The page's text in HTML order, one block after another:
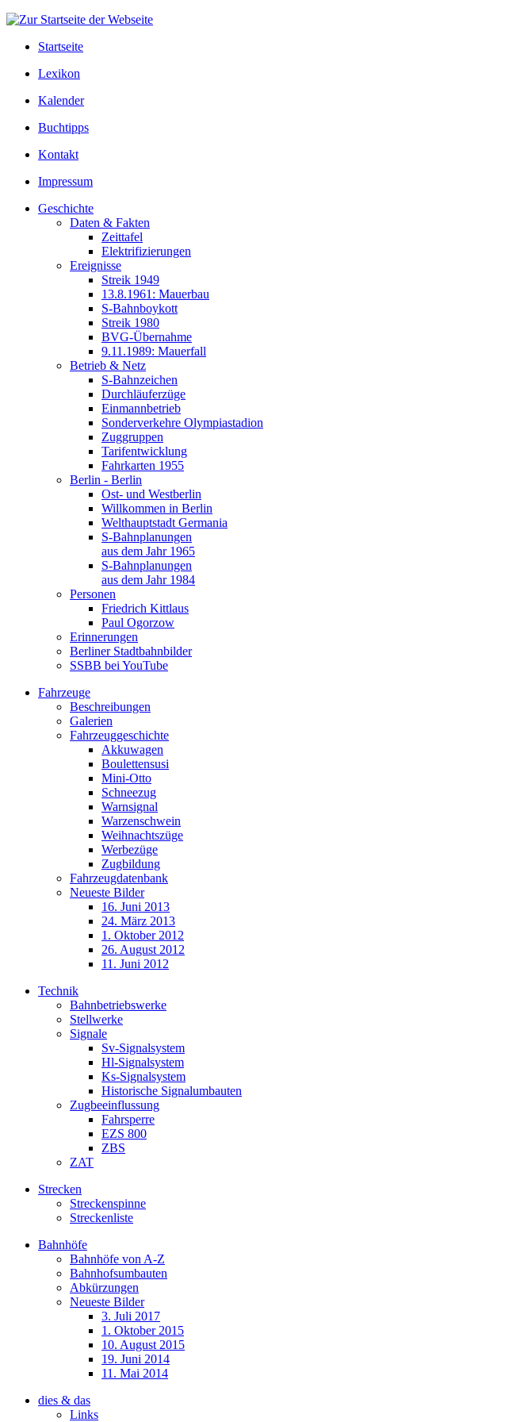
Startseite
Lexikon
Kalender
Buchtipps
Kontakt
Impressum
Geschichte
Daten & Fakten
Zeittafel
Elektrifizierungen
Ereignisse
Streik 1949
13.8.1961: Mauerbau
S-Bahnboykott
Streik 1980
BVG-Übernahme
9.11.1989: Mauerfall
Betrieb & Netz
S-Bahnzeichen
Durchläuferzüge
Einmannbetrieb
Sonderverkehre Olympiastadion
Zuggruppen
Tarifentwicklung
Fahrkarten 1955
Berlin - Berlin
Ost- und Westberlin
Willkommen in Berlin
Welthauptstadt Germania
S-Bahnplanungen
aus dem Jahr 1965
S-Bahnplanungen
aus dem Jahr 1984
Personen
Friedrich Kittlaus
Paul Ogorzow
Erinnerungen
Berliner Stadtbahnbilder
SSBB bei YouTube
Fahrzeuge
Beschreibungen
Galerien
Fahrzeuggeschichte
Akkuwagen
Boulettensusi
Mini-Otto
Schneezug
Warnsignal
Warzenschwein
Weihnachtszüge
Werbezüge
Zugbildung
Fahrzeugdatenbank
Neueste Bilder
16. Juni 2013
24. März 2013
1. Oktober 2012
26. August 2012
11. Juni 2012
Technik
Bahnbetriebswerke
Stellwerke
Signale
Sv-Signalsystem
Hl-Signalsystem
Ks-Signalsystem
Historische Signalumbauten
Zugbeeinflussung
Fahrsperre
EZS 800
ZBS
ZAT
Strecken
Streckenspinne
Streckenliste
Bahnhöfe
Bahnhöfe von A-Z
Bahnhofsumbauten
Abkürzungen
Neueste Bilder
3. Juli 2017
1. Oktober 2015
10. August 2015
19. Juni 2014
11. Mai 2014
dies & das
Links